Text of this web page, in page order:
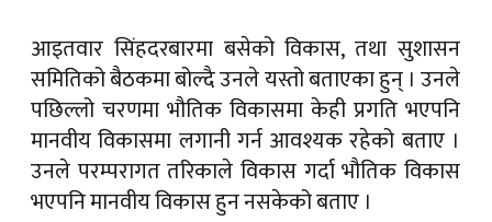
आइतवार सिंहदरबारमा बसेको विकास, तथा सुशासन
समितिको बैठकमा बोल्दै उनले यस्तो बताएका हुन् । उनले
पछिल्लो चरणमा भौतिक विकासमा केही प्रगति भएपनि
मानवीय विकासमा लगानी गर्न आवश्यक रहेको बताए ।
उनले परम्परागत तरिकाले विकास गर्दा भौतिक विकास
भएपनि मानवीय विकास हुन नसकेको बताए ।